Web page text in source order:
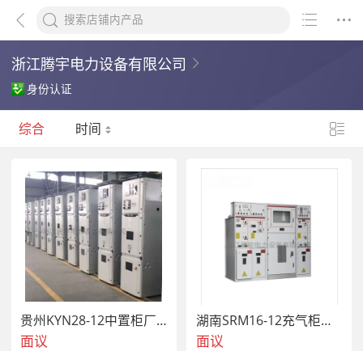
浙江腾宇电力设备有限公司
身份认证
综合 时间
贵州KYN28-12中置柜厂家系列高压开关柜中置柜
面议
湖南SRM16-12充气柜厂家系列充气柜高压开关柜
面议